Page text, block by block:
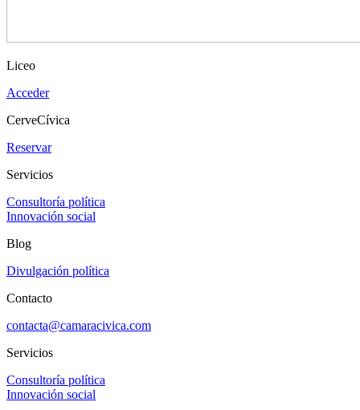
Liceo
Acceder
CerveCívica
Reservar
Servicios
Consultoría política
Innovación social
Blog
Divulgación política
Contacto
contacta@camaracivica.com
Servicios
Consultoría política
Innovación social